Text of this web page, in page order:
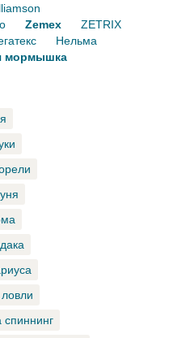
Zemex
ZETRIX
Нельма
мормышка